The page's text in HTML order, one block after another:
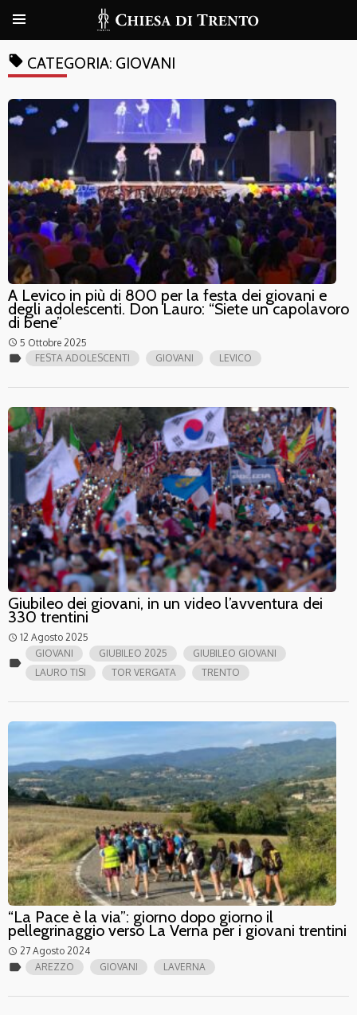
local_offer CATEGORIA: GIOVANI
A Levico in più di 800 per la festa dei giovani e
degli adolescenti. Don Lauro: “Siete un capolavoro
di bene”
access_time 5 Ottobre 2025
label FESTA ADOLESCENTI GIOVANI LEVICO
Giubileo dei giovani, in un video l’avventura dei
330 trentini
access_time 12 Agosto 2025
label
GIOVANI GIUBILEO 2025
GIUBILEO GIOVANI
LAURO TISI
TOR VERGATA TRENTO
“La Pace è la via”: giorno dopo giorno il
pellegrinaggio verso La Verna per i giovani trentini
access_time 27 Agosto 2024
label AREZZO GIOVANI LAVERNA